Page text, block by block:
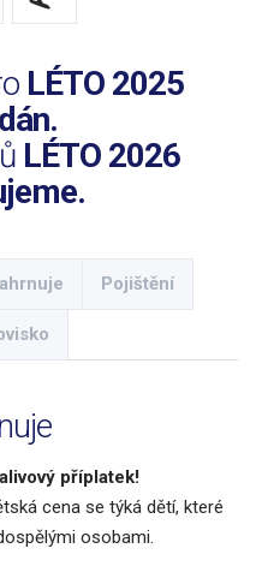
LÉTO 2025
LÉTO 2026
Pojištění
příplatek!
cena se týká dětí, které
osobami.